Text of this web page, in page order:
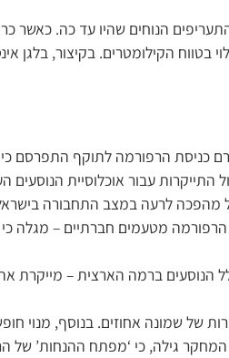
הנוחים שהיו עד כה. כאשר
כניסת הרפורמה לתוקף התפרסם
עבור אוכלוסיית הנוסעים
התייקרות זו עשויה לחולל מהפכה לרעה במצב התחבורה
מטעמים חברתיים – מגלה
הנוסעים ברמה הארצית – מייקרת
קופץ מ-208.5 ל-225 שקלים, התייקרות של שמונה אחוזים. בנוסף,
ותיקים יעלה מ-104 ל-112.5 שקלים, גם פה בשיעור של 8%. המחקר גילה, כי